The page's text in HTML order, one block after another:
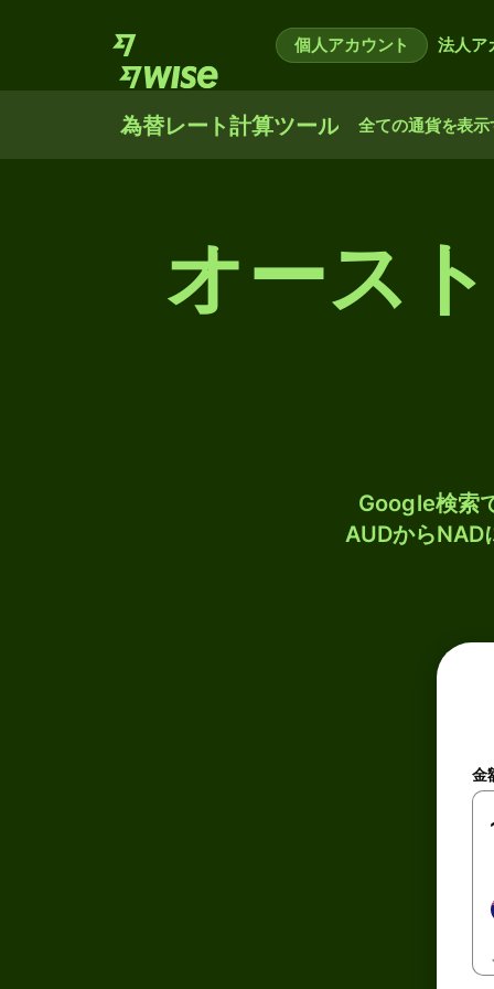
個人アカウント 法人ア
為替レート計算ツール 全ての通貨を表示
オース
Google検索
AUDからNAD
金